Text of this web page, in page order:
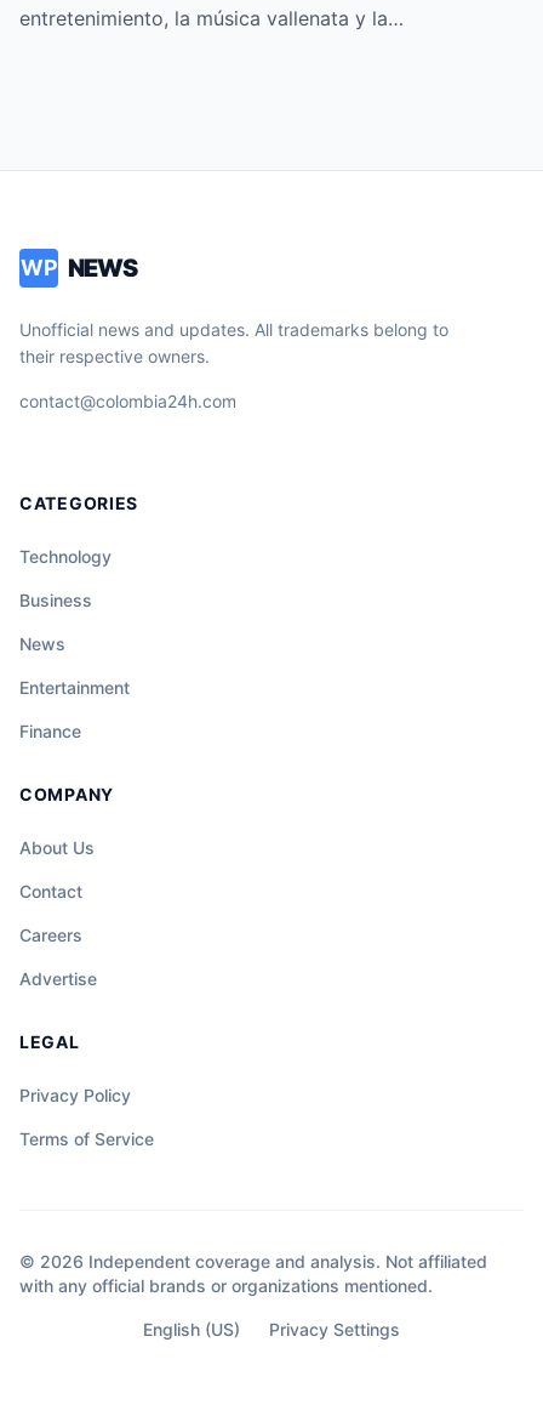
entretenimiento, la música vallenata y la…
WP NEWS
Unofficial news and updates. All trademarks belong to
their respective owners.
contact@colombia24h.com
CATEGORIES
Technology
Business
News
Entertainment
Finance
COMPANY
About Us
Contact
Careers
Advertise
LEGAL
Privacy Policy
Terms of Service
© 2026 Independent coverage and analysis. Not affiliated
with any official brands or organizations mentioned.
English (US) Privacy Settings